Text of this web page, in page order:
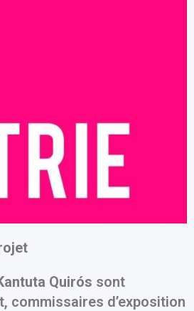
Quirós sont
commissaires d’exposition